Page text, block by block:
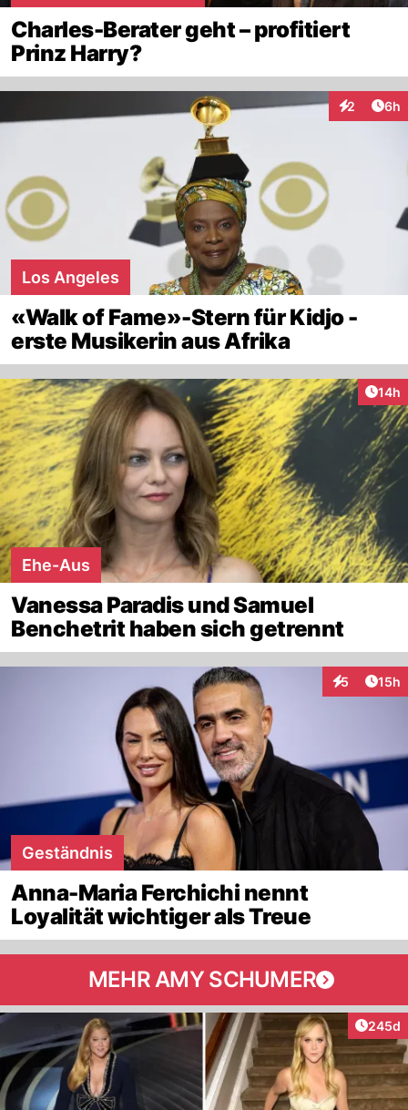
Charles-Berater geht – profitiert
Prinz Harry?
2 6h
Los Angeles
«Walk of Fame»-Stern für Kidjo -
erste Musikerin aus Afrika
14h
Ehe-Aus
Vanessa Paradis und Samuel
Benchetrit haben sich getrennt
5
Interaktionen
15h
Geständnis
Anna-Maria Ferchichi nennt
Loyalität wichtiger als Treue
MEHR AMY SCHUMER
245d